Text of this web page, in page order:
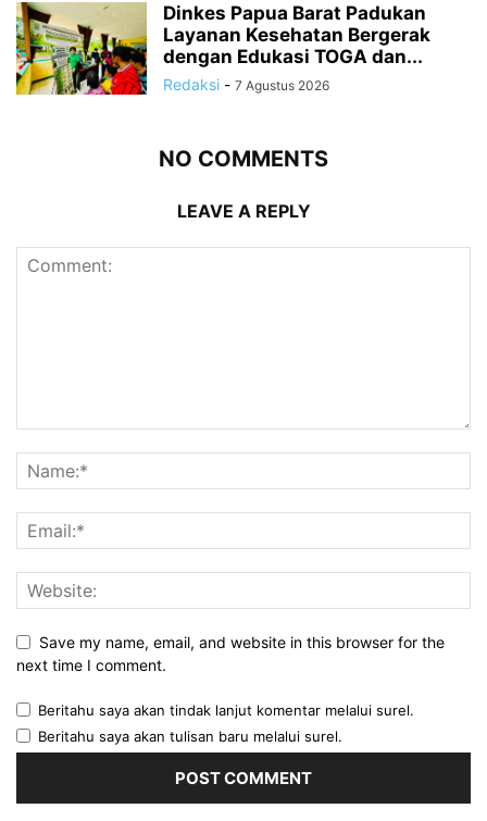
Dinkes Papua Barat Padukan
Layanan Kesehatan Bergerak
dengan Edukasi TOGA dan...
Redaksi - 7 Agustus 2026
NO COMMENTS
LEAVE A REPLY
Save my name, email, and website in this browser for the
next time I comment.
Beritahu saya akan tindak lanjut komentar melalui surel.
Beritahu saya akan tulisan baru melalui surel.